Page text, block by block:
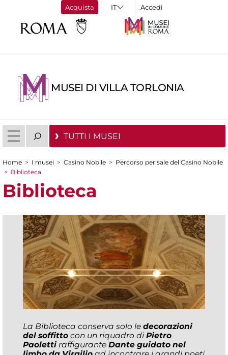
Acquista Accedi
MUSEI DI VILLA TORLONIA
TUTTI I MUSEI
Tu sei qui
Home > I musei > Casino Nobile > Percorso per sale del Casino Nobile
> Biblioteca
Biblioteca
La Biblioteca conserva solo le decorazioni
del soffitto con un riquadro di Pietro
Paoletti raffigurante Dante guidato nel